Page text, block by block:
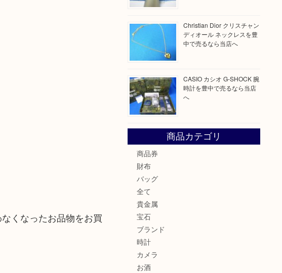
くなったお品物をお買
Christian Dior クリスチャン
ディオール ネックレスを豊
中で売るなら当店へ
CASIO カシオ G-SHOCK 腕
時計を豊中で売るなら当店
へ
商品カテゴリ
商品券
財布
バッグ
全て
貴金属
宝石
ブランド
時計
カメラ
お酒